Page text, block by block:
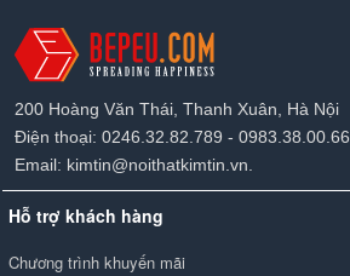
200 Hoàng Văn Thái, Thanh Xuân, Hà Nội
Điện thoại: 0246.32.82.789 - 0983.38.00.66.
Email: kimtin@noithatkimtin.vn.
Hỗ trợ khách hàng
Chương trình khuyến mãi